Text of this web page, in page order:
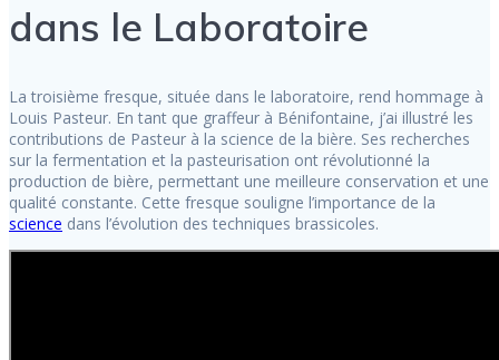
dans le Laboratoire
La troisième fresque, située dans le laboratoire, rend hommage à
Louis Pasteur. En tant que graffeur à Bénifontaine, j’ai illustré les
contributions de Pasteur à la science de la bière. Ses recherches
sur la fermentation et la pasteurisation ont révolutionné la
production de bière, permettant une meilleure conservation et une
qualité constante. Cette fresque souligne l’importance de la
science dans l’évolution des techniques brassicoles.